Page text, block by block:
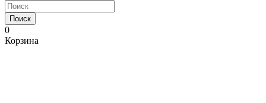
Поиск
0
Корзина